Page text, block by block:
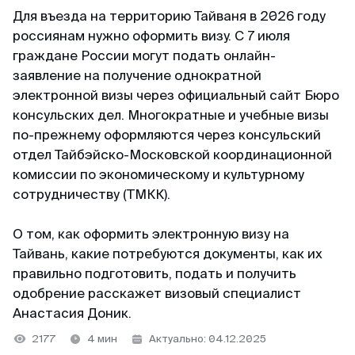
Telegram-канал
@MyVisaWorld
По вопросам сотрудничества
MTTA PTE LTD, 5 Napier Road, Republic of
Singapore
Регистрационный номер: 201751545K
Партнёр департамента миграции и контроля
Китай
Таиланд
Блог
ВКонтакте
Светлана
Отзыв с Яндекса · 2025
Удобно
Огромное спасибо команде MyVisaWorld за
профессиональную помощь в оформлении K-
Eta. Грамотно, четко, быстро и очень удобно.
Георгий
Отзыв с ВКонтакте · 2022
Низкая стоимость
Япония
Тайвань
Индонезия
Вьетнам
Китай
Команда поддержки
На связи каждый день с 10:00 до 22:00 по
местному времени Сингапура
WhatsApp
Для въезда на территорию Тайваня в 2026 году
россиянам нужно оформить визу. С 7 июля
граждане России могут подать онлайн-
заявление на получение однократной
электронной визы через официальный сайт Бюро
консульских дел. Многократные и учебные визы
по-прежнему оформляются через консульский
отдел Тайбэйско-Московской координационной
комиссии по экономическому и культурному
сотрудничеству (ТМКК).
О том, как оформить электронную визу на
Тайвань, какие потребуются документы, как их
правильно подготовить, подать и получить
одобрение расскажет визовый специалист
Анастасия Доник.
2177 4 мин Актуально: 04.12.2025